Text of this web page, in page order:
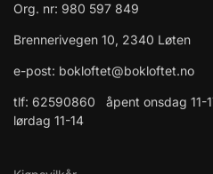
Org. nr: 980 597 849
Brennerivegen 10, 2340 Løten
e-post: bokloftet@bokloftet.no
tlf: 62590860 åpent onsdag 11-
lørdag 11-14